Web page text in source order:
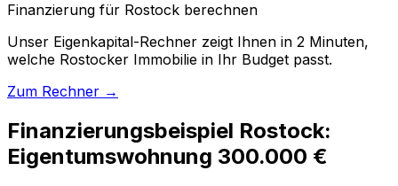
Finanzierung für Rostock berechnen
Unser Eigenkapital-Rechner zeigt Ihnen in 2 Minuten,
welche Rostocker Immobilie in Ihr Budget passt.
Zum Rechner →
Finanzierungsbeispiel Rostock:
Eigentumswohnung 300.000 €